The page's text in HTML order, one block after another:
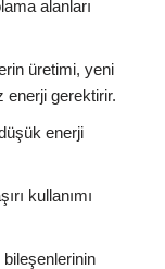
alanları
üretimi, yeni
enerji gerektirir.
enerji
kullanımı